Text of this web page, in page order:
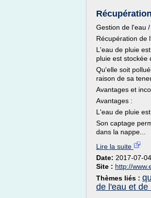
Gestion de l'eau /
Récupération de
L'eau de pluie
pluie est stockée
Qu'elle soit
raison de sa
Avantages et
Avantages :
L'eau de pluie
Son captage
dans la nappe...
Lire la suite
Date: 2017-07-
Site : http://
Thèmes liés :
de l'eau et de